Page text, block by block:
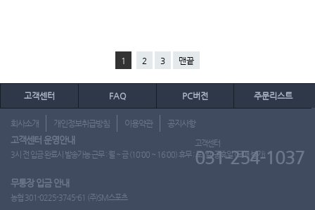
1 2 3 맨끝
고객센터 FAQ PC버전 주문리스트
회사소개 개인정보취급방침 이용약관 공지사항
고객센터 운영안내
3시 전 입금 완료시 발송가능 근무 : 월 ~ 금 (10:00 ~ 16:00) 휴무 : 토, 일, 공휴일 (도매 불가)
고객센터
031-254-1037
무통장 입금 안내
농협 301-0225-3745-61 (주)SM스포츠